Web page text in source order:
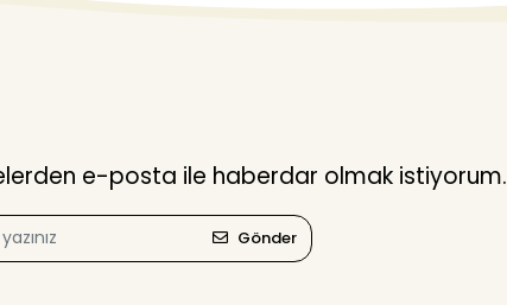
e-posta ile haberdar olmak istiyorum.
Gönder